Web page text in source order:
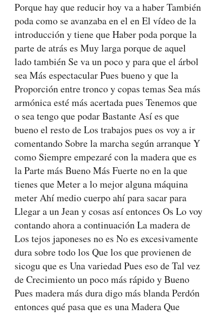
Porque hay que reducir hoy va a haber También
poda como se avanzaba en el en El vídeo de la
introducción y tiene que Haber poda porque la
parte de atrás es Muy larga porque de aquel
lado también Se va un poco y para que el árbol
sea Más espectacular Pues bueno y que la
Proporción entre tronco y copas temas Sea más
armónica esté más acertada pues Tenemos que
o sea tengo que podar Bastante Así es que
bueno el resto de Los trabajos pues os voy a ir
comentando Sobre la marcha según arranque Y
como Siempre empezaré con la madera que es
la Parte más Bueno Más Fuerte no en la que
tienes que Meter a lo mejor alguna máquina
meter Ahí medio cuerpo ahí para sacar para
Llegar a un Jean y cosas así entonces Os Lo voy
contando ahora a continuación La madera de
Los tejos japoneses no es No es excesivamente
dura sobre todo los Que los que provienen de
sicogu que es Una variedad Pues eso de Tal vez
de Crecimiento un poco más rápido y Bueno
Pues madera más dura digo más blanda Perdón
entonces qué pasa que es una Madera Que